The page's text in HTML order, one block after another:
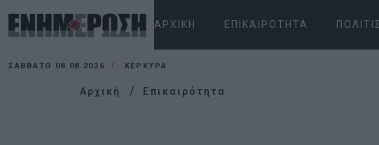
ΑΡΧΙΚΉ ΕΠΙΚΑΙΡΌΤΗΤΑ
ΣΆΒΒΑΤΟ 08.08.2026 ΚΕΡΚΥΡΑ
Αρχική Επικαιρότητα